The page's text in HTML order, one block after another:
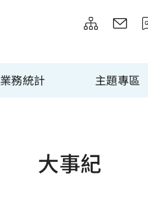
業務統計 主題專區
大事紀